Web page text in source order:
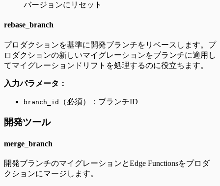
バージョンにリセット
rebase_branch
プロダクションを基準に開発ブランチをリベースします。プ
ロダクションの新しいマイグレーションをブランチに適用し
てマイグレーションドリフトを処理するのに役立ちます。
入力パラメータ：
branch_id （必須）：ブランチID
開発ツール
merge_branch
開発ブランチのマイグレーションとEdge Functionsをプロダ
クションにマージします。